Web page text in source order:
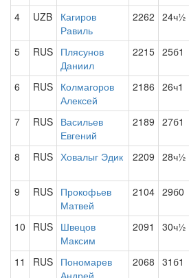
4 UZB
Кагиров
Равиль
2262 24ч½
5 RUS Плясунов
Даниил
2215 25б1
6 RUS Колмагоров
Алексей
2186 26ч1
7 RUS Васильев
Евгений
2189 27б1
8 RUS Ховалыг Эдик 2209 28ч½
9 RUS Прокофьев
Матвей
2104 29б0
10 RUS Швецов
Максим
2091 30ч½
11 RUS Пономарев
Андрей
2068 31б1